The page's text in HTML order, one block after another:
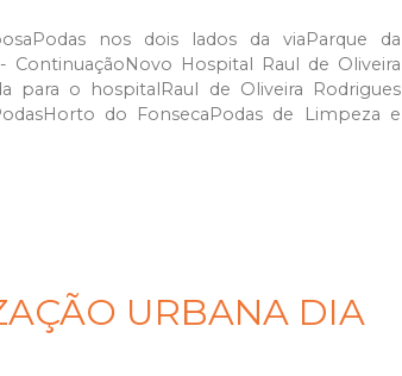
nos dois lados da viaParque da
Hospital Raul de Oliveira
para o hospitalRaul de Oliveira Rodrigues
do FonsecaPodas de Limpeza e
URBANA DIA